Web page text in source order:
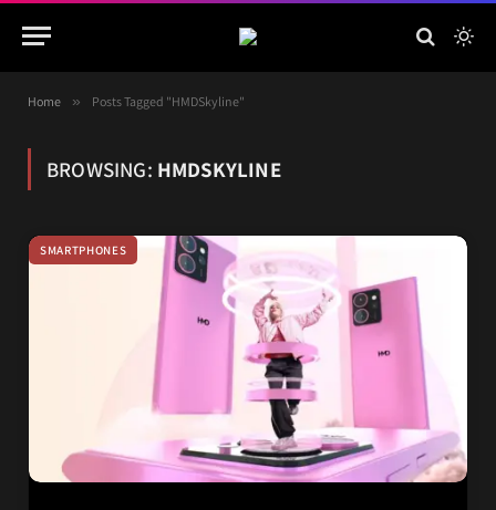
Home » Posts Tagged "HMDSkyline"
BROWSING: HMDSKYLINE
SMARTPHONES